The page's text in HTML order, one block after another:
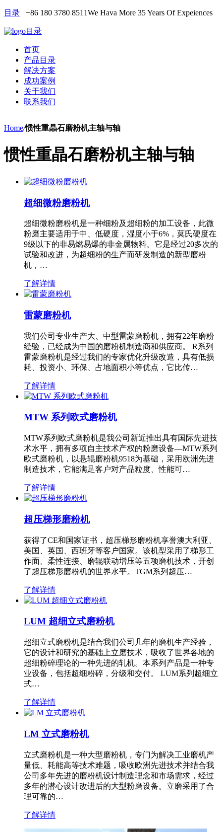
目录 +86 180 3780 8511We Hava More 35 Years Of Expeiences
目录
首页
产品目录
解决方案
成功案例
关于我们
联系我们
Home/惯性重晶石磨粉机主轴与轴
惯性重晶石磨粉机主轴与轴
超细微粉磨粉机
超细微粉磨粉机是一种细粉及超细粉的加工设备，此微
粉磨主要适用于中、低硬度，湿度小于6%，莫氏硬度在
9级以下的非易燃易爆的非金属物料。它是经过20多次的
试验和改进，为超细粉的生产而研发制造的新型磨粉
机，…
了解详情
雷蒙磨粉机
我们公司专业生产大、中型雷蒙磨粉机，拥有22年磨粉
经验，已经成为中国的磨粉机制造商和供应商。 R系列
雷蒙磨粉机是经过我们的专家优化升级改造，具有低损
耗、投资小、环保、占地面积小等优点，它比传…
了解详情
MTW 系列欧式磨粉机
MTW系列欧式磨粉机是我公司新近推出具有国际先进技
术水平，拥有多项自主技术产权的粉磨设备—MTW系列
欧式磨粉机，以悬辊磨粉机9518为基础，采用欧洲先进
制造技术，它能满足客户对产品粒度、性能可…
了解详情
超压梯形磨粉机
获得了CE和国家证书，超压梯形磨粉机享誉澳大利亚、
美国、英国、西班牙等客户国家。该机型采用了梯形工
作面、柔性连接、磨辊联动增压等五项磨机技术，开创
了超压梯形磨粉机的世界水平。TGM系列超压…
了解详情
LUM 超细立式磨粉机
超细立式磨粉机是结合我们公司几年的磨机生产经验，
它的设计和研究的基础上立磨技术，吸收了世界各地的
超细粉碎理论的一种先进的轧机。本系列产品是一种专
业设备，包括超细粉碎，分级和交付。 LUM系列超细立
式…
了解详情
LM 立式磨粉机
立式磨粉机是一种大型磨粉机，专门为解决工业磨机产
量低、耗能高等技术难题，吸收欧洲先进技术并结合我
公司多年先进的磨粉机设计制造理念和市场需求，经过
多年的潜心设计改进后的大型粉磨设备。立磨采用了合
理可靠的…
了解详情